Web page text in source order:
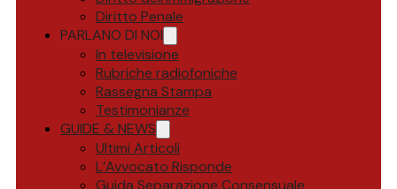
Diritto Penale
PARLANO DI NOI
In televisione
Rubriche radiofoniche
Rassegna Stampa
Testimonianze
GUIDE & NEWS
Ultimi Articoli
L’Avvocato Risponde
Guida Separazione Consensuale